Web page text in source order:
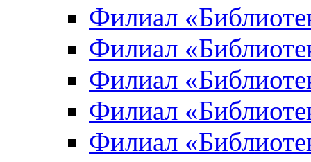
Филиал
Филиал
Филиал
Филиал
Филиал